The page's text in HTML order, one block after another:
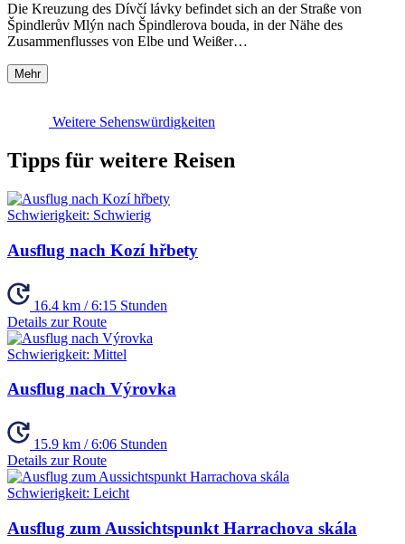
Die Kreuzung des Dívčí lávky befindet sich an der Straße von
Špindlerův Mlýn nach Špindlerova bouda, in der Nähe des
Zusammenflusses von Elbe und Weißer…
Mehr
Weitere Sehenswürdigkeiten
Tipps für weitere Reisen
Schwierigkeit: Schwierig
Ausflug nach Kozí hřbety
16.4 km / 6:15 Stunden
Details zur Route
Schwierigkeit: Mittel
Ausflug nach Výrovka
15.9 km / 6:06 Stunden
Details zur Route
Schwierigkeit: Leicht
Ausflug zum Aussichtspunkt Harrachova skála